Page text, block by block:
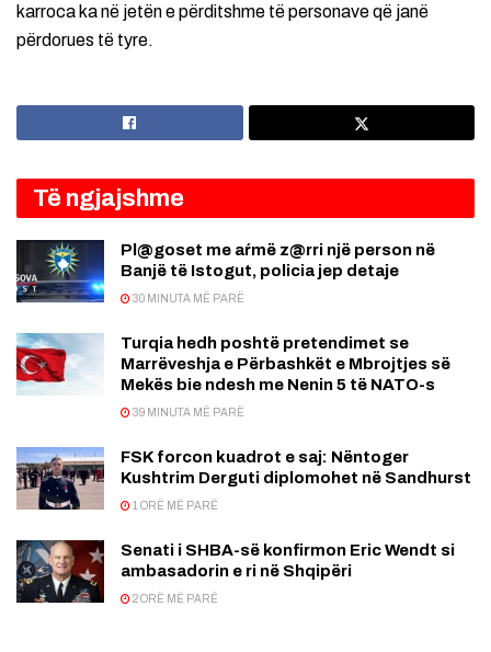
karroca ka në jetën e përditshme të personave që janë
përdorues të tyre.
Të ngjajshme
Pl@goset me aŕmë z@rri një person në
Banjë të Istogut, policia jep detaje
30 MINUTA MË PARË
Turqia hedh poshtë pretendimet se
Marrëveshja e Përbashkët e Mbrojtjes së
Mekës bie ndesh me Nenin 5 të NATO-s
39 MINUTA MË PARË
FSK forcon kuadrot e saj: Nëntoger
Kushtrim Derguti diplomohet në Sandhurst
1 ORË MË PARË
Senati i SHBA-së konfirmon Eric Wendt si
ambasadorin e ri në Shqipëri
2 ORË MË PARË